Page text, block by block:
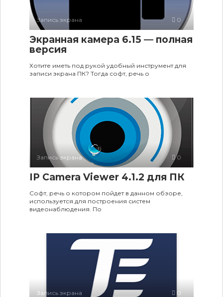
Запись экрана 0
Экранная камера 6.15 — полная
версия
Хотите иметь под рукой удобный инструмент для
записи экрана ПК? Тогда софт, речь о
Запись экрана 0
IP Camera Viewer 4.1.2 для ПК
Софт, речь о котором пойдет в данном обзоре,
используется для построения систем
видеонаблюдения. По
Запись экрана 0